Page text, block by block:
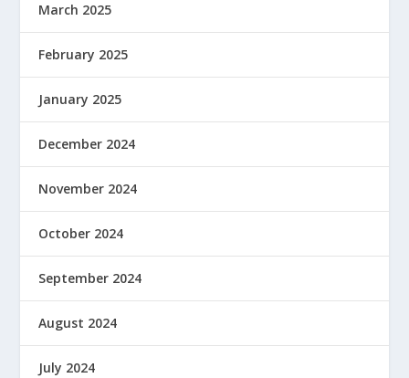
March 2025
February 2025
January 2025
December 2024
November 2024
October 2024
September 2024
August 2024
July 2024